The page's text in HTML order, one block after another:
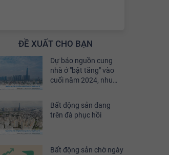
ĐỀ XUẤT CHO BẠN
Dự báo nguồn cung
nhà ở "bật tăng" vào
cuối năm 2024, nhu
khoảng 30%
Bất động sản đang
trên đà phục hồi
Bất động sản chờ ngày